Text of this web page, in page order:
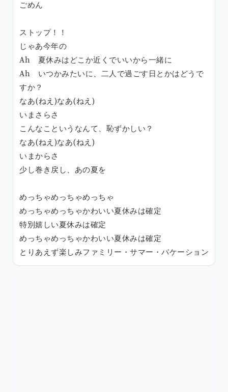
ごめん
ストップ！！
じゃあ今年の
Ah 夏休みはどこか近くでいいから一緒に
Ah いつかみたいに、二人で過ごす日とかはどうで
すか？
なあ(ねえ)なあ(ねえ)
いまさらさ
こんなこというなんて、恥ずかしい？
なあ(ねえ)なあ(ねえ)
いまからさ
少し巻き戻し、あの夏を
めっちゃめっちゃめっちゃ
めっちゃめっちゃかわいい夏休みは確定
特別嬉しい夏休みは確定
めっちゃめっちゃかわいい夏休みは確定
とりあえず楽しみファミリー・サマー・バケーション